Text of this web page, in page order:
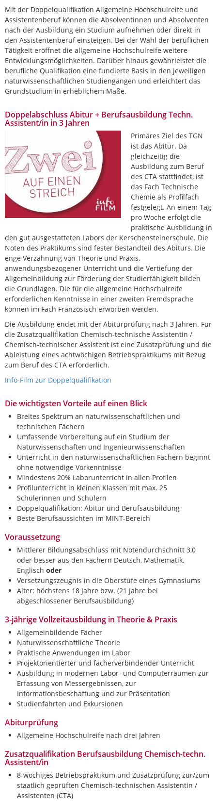
Mit der Doppelqualifikation Allgemeine Hochschulreife und
Assistentenberuf können die Absolventinnen und Absolventen
nach der Ausbildung ein Studium aufnehmen oder direkt in
den Assistentenberuf einsteigen. Bei der Wahl der beruflichen
Tätigkeit eröffnet die allgemeine Hochschulreife weitere
Entwicklungsmöglichkeiten. Darüber hinaus gewährleistet die
berufliche Qualifikation eine fundierte Basis in den jeweiligen
naturwissenschaftlichen Studiengängen und erleichtert das
Grundstudium in erheblichem Maße.
Doppelabschluss Abitur + Berufsausbildung Techn.
Assistent/in in 3 Jahren
Primäres Ziel des TGN
ist das Abitur. Da
gleichzeitig die
Ausbildung zum Beruf
des CTA stattfindet, ist
das Fach Technische
Chemie als Profilfach
festgelegt. An einem Tag
pro Woche erfolgt die
praktische Ausbildung in
den gut ausgestatteten Labors der Kerschensteinerschule. Die
Noten des Praktikums sind fester Bestandteil des Abiturs. Die
enge Verzahnung von Theorie und Praxis,
anwendungsbezogener Unterricht und die Vertiefung der
Allgemeinbildung zur Förderung der Studierfähigkeit bilden
die Grundlagen. Die für die allgemeine Hochschulreife
erforderlichen Kenntnisse in einer zweiten Fremdsprache
können im Fach Französisch erworben werden.
Die Ausbildung endet mit der Abiturprüfung nach 3 Jahren. Für
die Zusatzqualifikation Chemisch-technische Assistentin /
Chemisch-technischer Assistent ist eine Zusatzprüfung und die
Ableistung eines achtwöchigen Betriebspraktikums mit Bezug
zum Beruf des CTA erforderlich.
Info-Film zur Doppelqualifikation
Die wichtigsten Vorteile auf einen Blick
Breites Spektrum an naturwissenschaftlichen und
technischen Fächern
Umfassende Vorbereitung auf ein Studium der
Naturwissenschaften und Ingenieurwissenschaften
Unterricht in den naturwissenschaftlichen Fächern beginnt
ohne notwendige Vorkenntnisse
Mindestens 20% Laborunterricht in allen Profilen
Profilunterricht in kleinen Klassen mit max. 25
Schülerinnen und Schülern
Doppelqualifikation: Abitur und Berufsausbildung
Beste Berufsaussichten im MINT-Bereich
Voraussetzung
Mittlerer Bildungsabschluss mit Notendurchschnitt 3,0
oder besser aus den Fächern Deutsch, Mathematik,
Englisch oder
Versetzungszeugnis in die Oberstufe eines Gymnasiums
Alter: höchstens 18 Jahre bzw. (21 Jahre bei
abgeschlossener Berufsausbildung)
3-jährige Vollzeitausbildung in Theorie & Praxis
Allgemeinbildende Fächer
Naturwissenschaftliche Theorie
Praktische Anwendungen im Labor
Projektorientierter und fächerverbindender Unterricht
Ausbildung in modernen Labor- und Computerräumen zur
Erfassung von Messergebnissen, zur
Informationsbeschaffung und zur Präsentation
Studienfahrten und Exkursionen
Abiturprüfung
Allgemeine Hochschulreife nach drei Jahren
Zusatzqualifikation Berufsausbildung Chemisch-techn.
Assistent/in
8-wöchiges Betriebspraktikum und Zusatzprüfung zur/zum
staatlich geprüften Chemisch-technischen Assistentin /
Assistenten (CTA)